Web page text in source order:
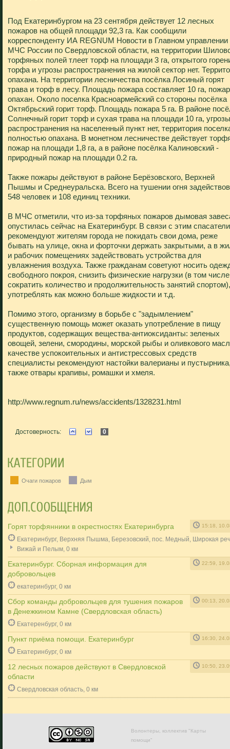
Под Екатеринбургом на 23 сентября действует 12 лесных
пожаров на общей площади 92,3 га. Как сообщили
корреспонденту ИА REGNUM Новости в Главном управлении
МЧС России по Свердловской области, на территории
торфяных полей тлеет торф на площади 3 га, открытого
торфа и угрозы распространения на жилой сектор нет.
опахана. На территории лесничества посёлка Лосиный горят
трава и торф в лесу. Площадь пожара составляет 10 га, пожар
опахан. Около поселка Красноармейский со стороны посёлка
Октябрьский горит торф. Площадь пожара 5 га. В районе
Солнечный горит торф и сухая трава на площади 10 га, угрозы
распространения на населенный пункт нет, территория
полностью опахана. В монетном лесничестве действует
пожар на площади 1,8 га, а в районе посёлка Калиновский -
природный пожар на площади 0.2 га.
Также пожары действуют в районе Берёзовского, Верхней
Пышмы и Среднеуральска. Всего на тушении огня
548 человек и 108 единиц техники.
В МЧС отметили, что из-за торфяных пожаров дымовая
опустилась сейчас на Екатеринбург. В связи с этим спасатели
рекомендуют жителям города не покидать свои дома, реже
бывать на улице, окна и форточки держать закрытыми, а в
и рабочих помещениях задействовать устройства для
увлажнения воздуха. Также гражданам советуют носить
свободного покроя, снизить физические нагрузки (в том числе
сократить количество и продолжительность занятий спортом),
употреблять как можно больше жидкости и т.д.
Помимо этого, организму в борьбе с "задымлением"
существенную помощь может оказать употребление в пищу
продуктов, содержащих вещества-антиоксиданты: зеленых
овощей, зелени, смородины, морской рыбы и оливкового
качестве успокоительных и антистрессовых средств
специалисты рекомендуют настойки валерианы и
также отвары крапивы, ромашки и хмеля.
http://www.regnum.ru/news/accidents/1328231.html
Достоверность: 0
Очаги пожаров Дым
Горят торфянники в окрестностях Екатеринбурга 15:18,
Екатеринбург, Верхняя Пышма, Березовский, пос. Медный, Широкая
Вижай и Пелым, 0 км
Екатеринбург. Сборная информация для
добровольцев
22:59,
екатеринбург, 0 км
Сбор команды добровольцев для тушения пожаров
в Денежкином Камне (Свердловская область)
00:13,
Екатеренбург, 0 км
Пункт приёма помощи. Екатеринбург 16:30,
Екатеринбург, 0 км
12 лесных пожаров действуют в Свердловской
области
10:50,
Свердловская область, 0 км
Волонтеры, коллектив "Карты
помощи"